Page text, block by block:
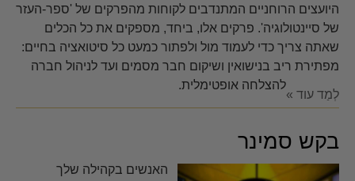
היועצים הרוחניים המתנדבים לקוחות מהפרקים של 'ספר-העזר
של סיינטולוגיה'. פרקים אלו, ביחד, מספקים את כל הכלים
שאתה צריך כדי לעמוד מול ולפתור כמעט כל סיטואציה בחיים:
מפתירת ריב בנישואין ושיקום חבר מסמים ועד לניהול חברה
להצלחה אופטימלית.
לְמַד עוד »
בקש סמינר
האנשים בקהילה שלך